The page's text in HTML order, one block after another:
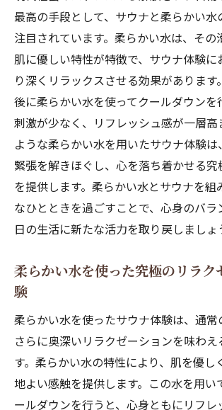
最高の手段として、サウナと柔らかい水
注目されています。柔らかい水は、その
肌に優しい特性が特徴で、サウナ体験に
り深くリラックスさせる効果があります
後に柔らかい水を使ってクールダウンを
刺激が少なく、リフレッシュ感が一層高
ような柔らかい水を用いたサウナ体験
緊張を解きほぐし、心を落ち着かせる
を提供します。柔らかい水とサウナを組
なひとときを過ごすことで、心身のバ
日の生活に新たな活力を取り戻しましょ
柔らかい水を使った究極のリラク
験
柔らかい水を使ったサウナ体験は、通常
さらに奥深いリラクゼーションを味わ
す。柔らかい水の特性により、肌を優し
地よい感触を提供します。この水を用い
ールダウンを行うと、心身ともにリフレ